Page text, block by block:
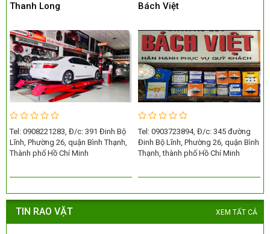
Thanh Long
Tel: 0908221283, Đ/c: 391 Đinh Bộ
Lĩnh, Phường 26, quận Bình Thạnh,
Thành phố Hồ Chí Minh
Bách Việt
Tel: 0903723894, Đ/c: 345 đường
Đinh Bộ Lĩnh, Phường 26, quận Bình
Thạnh, thành phố Hồ Chí Minh
TIN RAO VẶT XEM TẤT CẢ